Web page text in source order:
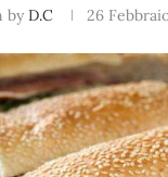
by D.C 26